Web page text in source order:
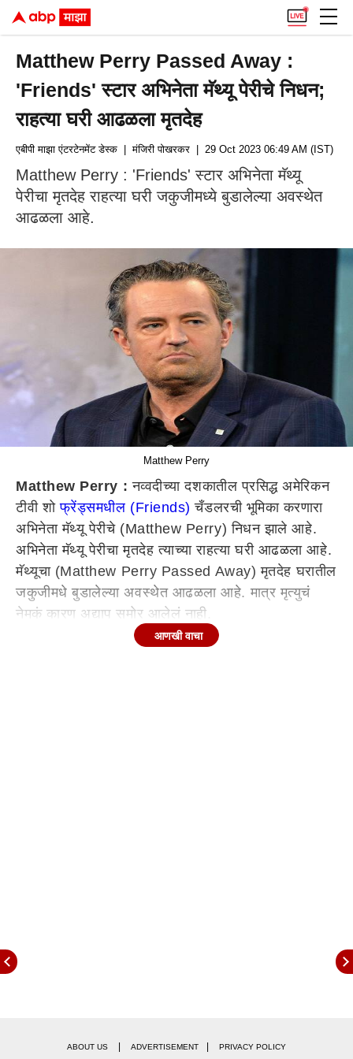
Matthew Perry Passed Away :
'Friends' स्टार अभिनेता मॅथ्यू पेरीचे निधन;
राहत्या घरी आढळला मृतदेह
एबीपी माझा एंटरटेनमेंट डेस्क | मंजिरी पोखरकर | 29 Oct 2023 06:49 AM (IST)
Matthew Perry : 'Friends' स्टार अभिनेता मॅथ्यू
पेरीचा मृतदेह राहत्या घरी जकुजीमध्ये बुडालेल्या अवस्थेत
आढळला आहे.
Matthew Perry
Matthew Perry : नव्वदीच्या दशकातील प्रसिद्ध अमेरिकन
टीवी शोफ्रेंड्समधील (Friends) चँडलरची भूमिका करणारा
अभिनेता मॅथ्यू पेरीचे (Matthew Perry) निधन झाले आहे.
अभिनेता मॅथ्यू पेरीचा मृतदेह त्याच्या राहत्या घरी आढळला आहे.
मॅथ्यूचा (Matthew Perry Passed Away) मृतदेह घरातील
जकुजीमधे बुडालेल्या अवस्थेत आढळला आहे. मात्र मृत्युचं
नेमकं कारण अद्याप समोर आलेलं नाही.
मॅथ्यू पेरीने वयाच्या 54 व्या वर्षी अखेरचा श्वास घेतला आहे.
आणखी वाचा
ABOUT US ADVERTISEMENT PRIVACY POLICY